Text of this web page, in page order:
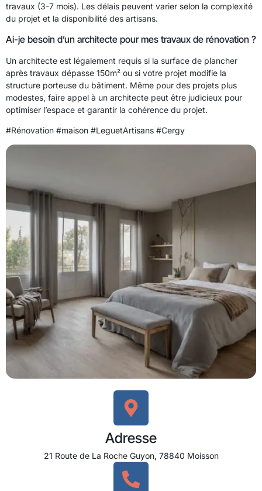
travaux (3-7 mois). Les délais peuvent varier selon la complexité
du projet et la disponibilité des artisans.
Ai-je besoin d’un architecte pour mes travaux de rénovation ?
Un architecte est légalement requis si la surface de plancher
après travaux dépasse 150m² ou si votre projet modifie la
structure porteuse du bâtiment. Même pour des projets plus
modestes, faire appel à un architecte peut être judicieux pour
optimiser l’espace et garantir la cohérence du projet.
#Rénovation #maison #LeguetArtisans #Cergy
Adresse
21 Route de La Roche Guyon, 78840 Moisson